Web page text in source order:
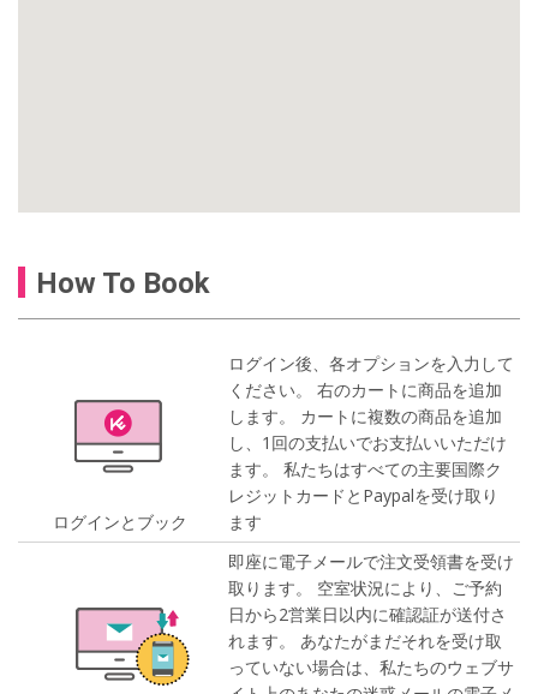
How To Book
ログインとブック
ログイン後、各オプションを入力して
ください。 右のカートに商品を追加
します。 カートに複数の商品を追加
し、1回の支払いでお支払いいただけ
ます。 私たちはすべての主要国際ク
レジットカードとPaypalを受け取り
ます
即座に電子メールで注文受領書を受け
取ります。 空室状況により、ご予約
日から2営業日以内に確認証が送付さ
れます。 あなたがまだそれを受け取
っていない場合は、私たちのウェブサ